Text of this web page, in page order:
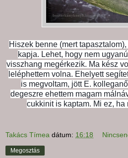
Hiszek benne (mert
kapja. Lehet, hogy nem
visszhang megérkezik. Ma kész
leléphettem volna. Ehelyett
is megvoltam, jött E.
degeszre ehettem magam
cukkinit is kaptam. Mi ez,
Takács Tímea dátum: 16:18
Megosztás